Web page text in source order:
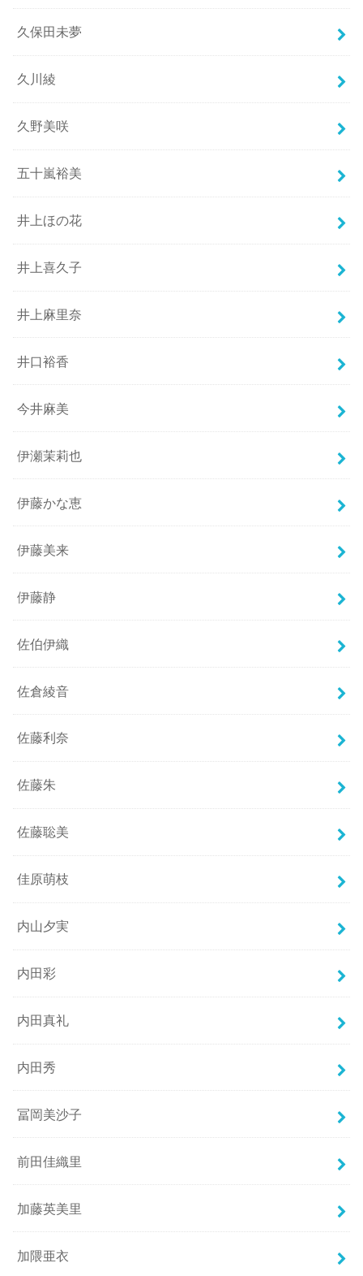
久保田未夢
久川綾
久野美咲
五十嵐裕美
井上ほの花
井上喜久子
井上麻里奈
井口裕香
今井麻美
伊瀬茉莉也
伊藤かな恵
伊藤美来
伊藤静
佐伯伊織
佐倉綾音
佐藤利奈
佐藤朱
佐藤聡美
佳原萌枝
内山夕実
内田彩
内田真礼
内田秀
冨岡美沙子
前田佳織里
加藤英美里
加隈亜衣